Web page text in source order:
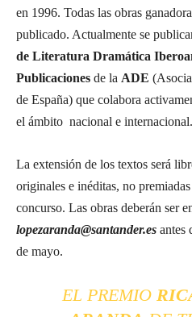
en 1996. Todas las obras
publicado. Actualmente se
de Literatura Dramática
Publicaciones de la ADE
de España) que colabora
el ámbito nacional e internacional.
La extensión de los textos será
originales e inéditas, no
concurso. Las obras deberán ser
lopezaranda@santander.es antes
de mayo.
EL PREMIO